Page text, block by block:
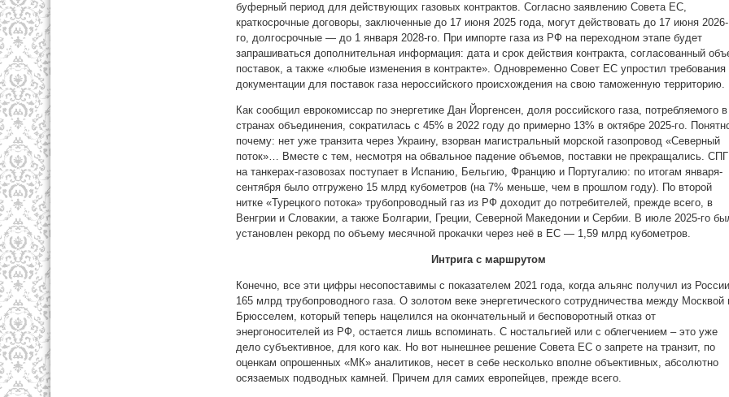
буферный период для действующих газовых контрактов. Согласно заявлению Совета ЕС,
краткосрочные договоры, заключенные до 17 июня 2025 года, могут действовать до 17 июня 2026-
го, долгосрочные — до 1 января 2028-го. При импорте газа из РФ на переходном этапе будет
запрашиваться дополнительная информация: дата и срок действия контракта, согласованный
поставок, а также «любые изменения в контракте». Одновременно Совет ЕС упростил требования
документации для поставок газа нероссийского происхождения на свою таможенную территорию.
Как сообщил еврокомиссар по энергетике Дан Йоргенсен, доля российского газа, потребляемого в
странах объединения, сократилась с 45% в 2022 году до примерно 13% в октябре 2025-го.
почему: нет уже транзита через Украину, взорван магистральный морской газопровод «Северный
поток»… Вместе с тем, несмотря на обвальное падение объемов, поставки не прекращались. СПГ
на танкерах-газовозах поступает в Испанию, Бельгию, Францию и Португалию: по итогам января-
сентября было отгружено 15 млрд кубометров (на 7% меньше, чем в прошлом году). По второй
нитке «Турецкого потока» трубопроводный газ из РФ доходит до потребителей, прежде всего, в
Венгрии и Словакии, а также Болгарии, Греции, Северной Македонии и Сербии. В июле 2025-го
установлен рекорд по объему месячной прокачки через неё в ЕС — 1,59 млрд кубометров.
Интрига с маршрутом
Конечно, все эти цифры несопоставимы с показателем 2021 года, когда альянс получил из России
165 млрд трубопроводного газа. О золотом веке энергетического сотрудничества между Москвой
Брюсселем, который теперь нацелился на окончательный и бесповоротный отказ от
энергоносителей из РФ, остается лишь вспоминать. С ностальгией или с облегчением – это уже
дело субъективное, для кого как. Но вот нынешнее решение Совета ЕС о запрете на транзит, по
оценкам опрошенных «МК» аналитиков, несет в себе несколько вполне объективных, абсолютно
осязаемых подводных камней. Причем для самих европейцев, прежде всего.